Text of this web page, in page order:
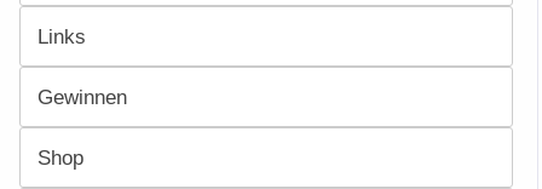
Links
Gewinnen
Shop